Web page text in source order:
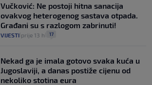
Vučković: Ne postoji hitna sanacija
ovakvog heterogenog sastava otpada.
Građani su s razlogom zabrinuti!
VIJESTI prije 13 h 17
Nekad ga je imala gotovo svaka kuća u
Jugoslaviji, a danas postiže cijenu od
nekoliko stotina eura